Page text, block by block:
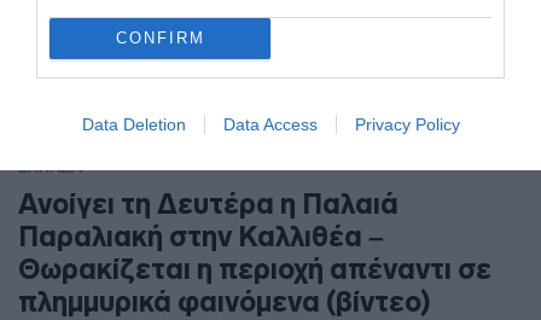
CONFIRM
Data Deletion Data Access Privacy Policy
ΕΛΛΑΔΑ
Ανοίγει τη Δευτέρα η Παλαιά
Παραλιακή στην Καλλιθέα –
Θωρακίζεται η περιοχή απέναντι σε
πλημμυρικά φαινόμενα (βίντεο)